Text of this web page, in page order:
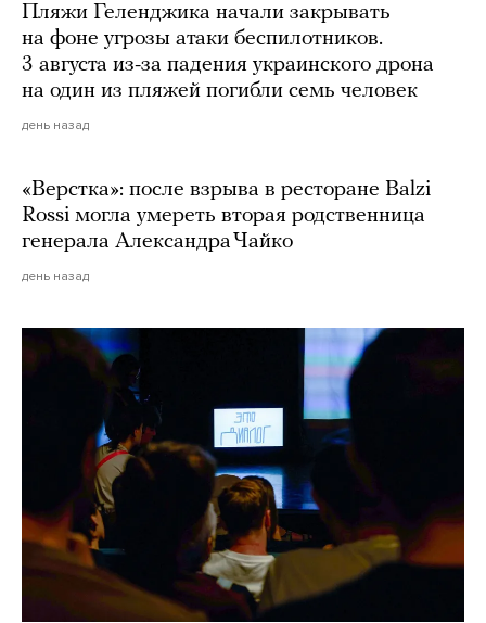
Пляжи Геленджика начали закрывать
на фоне угрозы атаки беспилотников.
3 августа из-за падения украинского дрона
на один из пляжей погибли семь человек
день назад
«Верстка»: после взрыва в ресторане Balzi
Rossi могла умереть вторая родственница
генерала Александра Чайко
день назад